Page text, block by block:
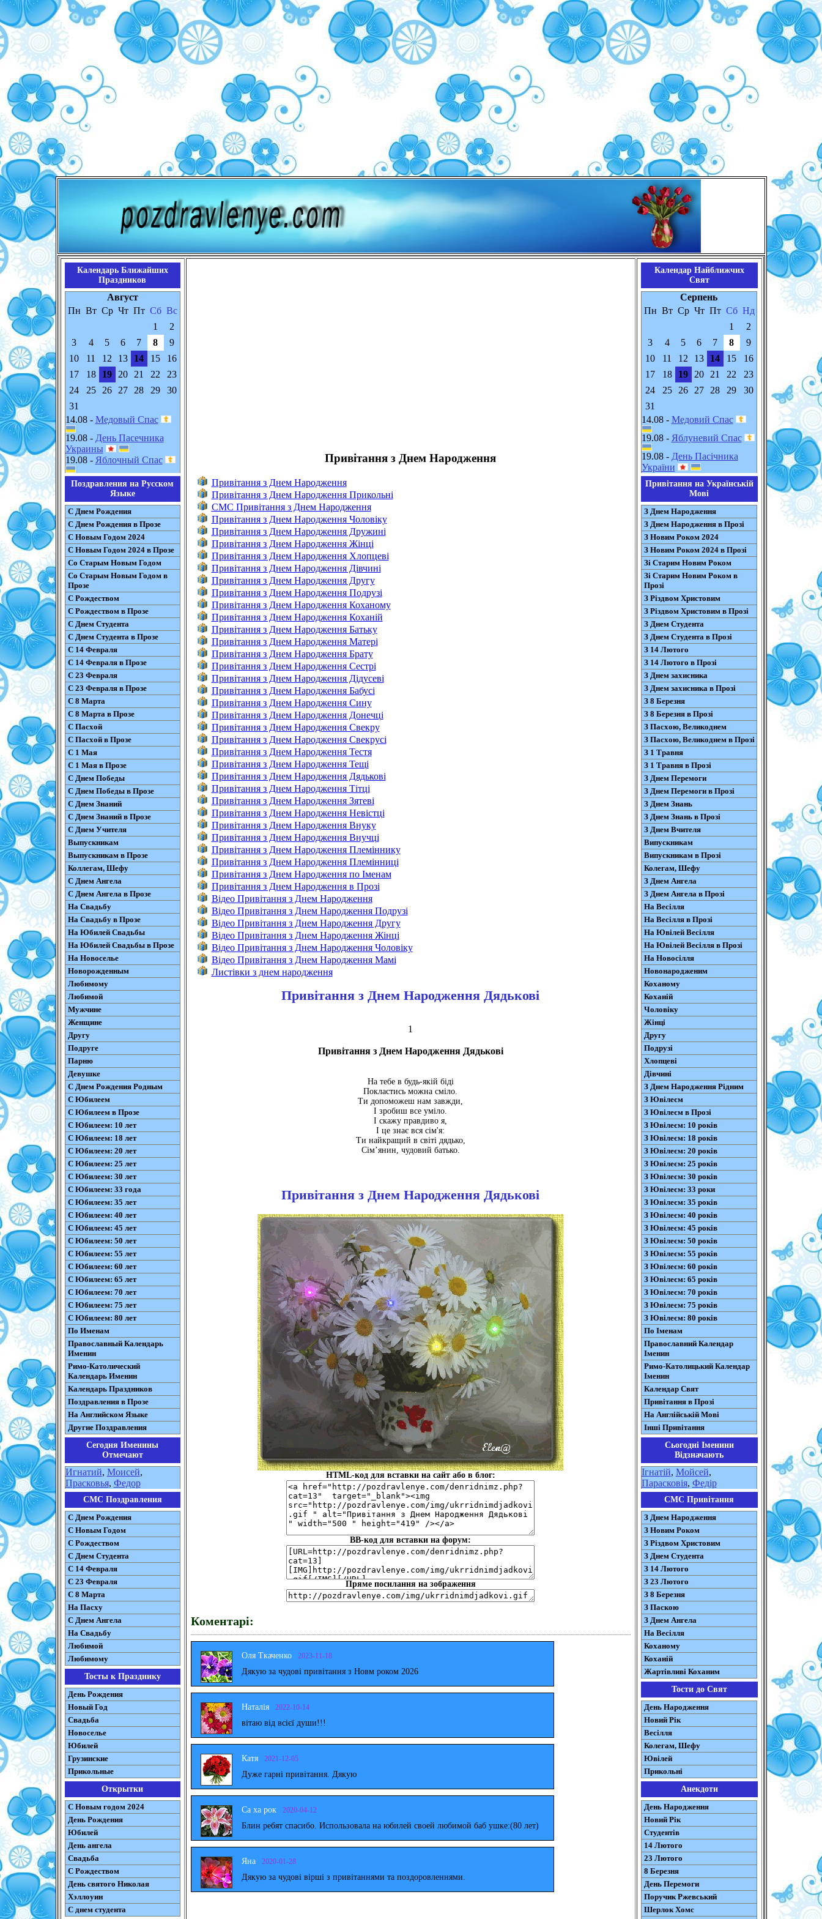
Календарь Ближайших
Праздников
Август
Пн Вт Ср Чт Пт Сб Вс
1
2
3
4 5 6 7 8
9
10
11 12 13 14 15
16
17
18 19 20 21 22
23
24
25 26 27 28 29
30
31
14.08 - Медовый Спас
19.08 - День Пасечника
Украины
19.08 - Яблочный Спас
Поздравления на Русском
Языке
С Днем Рождения
С Днем Рождения в Прозе
С Новым Годом 2024
С Новым Годом 2024 в Прозе
Со Старым Новым Годом
Со Старым Новым Годом в
Прозе
С Рождеством
С Рождеством в Прозе
С Днем Студента
С Днем Студента в Прозе
С 14 Февраля
С 14 Февраля в Прозе
С 23 Февраля
С 23 Февраля в Прозе
С 8 Марта
С 8 Марта в Прозе
С Пасхой
С Пасхой в Прозе
С 1 Мая
С 1 Мая в Прозе
С Днем Победы
С Днем Победы в Прозе
С Днем Знаний
С Днем Знаний в Прозе
С Днем Учителя
Выпускникам
Выпускникам в Прозе
Коллегам, Шефу
С Днем Ангела
С Днем Ангела в Прозе
На Свадьбу
На Свадьбу в Прозе
На Юбилей Свадьбы
На Юбилей Свадьбы в Прозе
На Новоселье
Новорожденным
Любимому
Любимой
Мужчине
Женщине
Другу
Подруге
Парню
Девушке
С Днем Рождения Родным
С Юбилеем
С Юбилеем в Прозе
С Юбилеем: 10 лет
С Юбилеем: 18 лет
С Юбилеем: 20 лет
С Юбилеем: 25 лет
С Юбилеем: 30 лет
С Юбилеем: 33 года
С Юбилеем: 35 лет
С Юбилеем: 40 лет
С Юбилеем: 45 лет
С Юбилеем: 50 лет
С Юбилеем: 55 лет
С Юбилеем: 60 лет
С Юбилеем: 65 лет
С Юбилеем: 70 лет
С Юбилеем: 75 лет
С Юбилеем: 80 лет
По Именам
Православный Календарь
Именин
Римо-Католический
Календарь Именин
Календарь Праздников
Поздравления в Прозе
На Английском Языке
Другие Поздравления
Сегодня Именины
Отмечают
Игнатий, Моисей,
Прасковья, Федор
СМС Поздравления
С Днем Рождения
С Новым Годом
С Рождеством
C Днем Студента
С 14 Февраля
С 23 Февраля
С 8 Марта
На Пасху
C Днем Ангела
На Свадьбу
Любимой
Любимому
Тосты к Празднику
День Рождения
Новый Год
Свадьба
Новоселье
Юбилей
Грузинские
Прикольные
Открытки
С Новым годом 2024
День Рождения
Юбилей
День ангела
Свадьба
С Рождеством
День святого Николая
Хэллоуин
С днем студента
Привітання з Днем Народження
Привітання з Днем Народження
Привітання з Днем Народження Прикольні
CMC Привітання з Днем Народження
Привітання з Днем Народження Чоловіку
Привітання з Днем Народження Дружині
Привітання з Днем Народження Жінці
Привітання з Днем Народження Хлопцеві
Привітання з Днем Народження Дівчині
Привітання з Днем Народження Другу
Привітання з Днем Народження Подрузі
Привітання з Днем Народження Коханому
Привітання з Днем Народження Коханій
Привітання з Днем Народження Батьку
Привітання з Днем Народження Матері
Привітання з Днем Народження Брату
Привітання з Днем Народження Сестрі
Привітання з Днем Народження Дідусеві
Привітання з Днем Народження Бабусі
Привітання з Днем Народження Сину
Привітання з Днем Народження Донечці
Привітання з Днем Народження Свекру
Привітання з Днем Народження Свекрусі
Привітання з Днем Народження Тестя
Привітання з Днем Народження Тещі
Привітання з Днем Народження Дядькові
Привітання з Днем Народження Тітці
Привітання з Днем Народження Зятеві
Привітання з Днем Народження Невістці
Привітання з Днем Народження Внуку
Привітання з Днем Народження Внучці
Привітання з Днем Народження Племіннику
Привітання з Днем Народження Племінниці
Привітання з Днем Народження по Іменам
Привітання з Днем Народження в Прозі
Відео Привітання з Днем Народження
Відео Привітання з Днем Народження Подрузі
Відео Привітання з Днем Народження Другу
Відео Привітання з Днем Народження Жінці
Відео Привітання з Днем Народження Чоловіку
Відео Привітання з Днем Народження Мамі
Листівки з днем народження
Привітання з Днем Народження Дядькові
1
Привітання з Днем Народження Дядькові
На тебе в будь-якій біді
Покластись можна сміло.
Ти допоможеш нам завжди,
І зробиш все уміло.
І скажу правдиво я,
І це знає вся сім'я:
Ти найкращий в світі дядько,
Сім’янин, чудовий батько.
Привітання з Днем Народження Дядькові
HTML-код для вставки на сайт або в блог:
BB-код для вставки на форум:
Пряме посилання на зображення
Коментарі:
Оля Ткаченко 2023-11-18
Дякую за чудові привітання з Новм роком 2026
Наталія 2022-10-14
вітаю від всієї души!!!
Катя 2021-12-05
Дуже гарні привітання. Дякую
Са ха рок 2020-04-12
Блин ребят спасибо. Использовала на юбилей своей любимой баб ушке:(80 лет)
Яна 2020-01-28
Дякую за чудові вірші з привітаннями та поздоровленнями.
Календар Найближчих
Свят
Серпень
Пн Вт Ср Чт Пт Сб Нд
1
2
3
4 5 6 7 8
9
10
11 12 13 14 15
16
17
18 19 20 21 22
23
24
25 26 27 28 29
30
31
14.08 - Медовий Спас
19.08 - Яблуневий Спас
19.08 - День Пасічника
України
Привітання на Українській
Мові
З Днем Народження
З Днем Народження в Прозі
З Новим Роком 2024
З Новим Роком 2024 в Прозі
Зі Старим Новим Роком
Зі Старим Новим Роком в
Прозі
З Різдвом Христовим
З Різдвом Христовим в Прозі
З Днем Студента
З Днем Студента в Прозі
З 14 Лютого
З 14 Лютого в Прозі
З Днем захисника
З Днем захисника в Прозі
З 8 Березня
З 8 Березня в Прозі
З Пасхою, Великоднем
З Пасхою, Великоднем в Прозі
З 1 Травня
З 1 Травня в Прозі
З Днем Перемоги
З Днем Перемоги в Прозі
З Днем Знань
З Днем Знань в Прозі
З Днем Вчителя
Випускникам
Випускникам в Прозі
Колегам, Шефу
З Днем Ангела
З Днем Ангела в Прозі
На Весілля
На Весілля в Прозі
На Ювілей Весілля
На Ювілей Весілля в Прозі
На Новосілля
Новонародженим
Коханому
Коханій
Чоловіку
Жінці
Другу
Подрузі
Хлопцеві
Дівчині
З Днем Народження Рідним
З Ювілеєм
З Ювілеєм в Прозі
З Ювілеєм: 10 років
З Ювілеєм: 18 років
З Ювілеєм: 20 років
З Ювілеєм: 25 років
З Ювілеєм: 30 років
З Ювілеєм: 33 роки
З Ювілеєм: 35 років
З Ювілеєм: 40 років
З Ювілеєм: 45 років
З Ювілеєм: 50 років
З Ювілеєм: 55 років
З Ювілеєм: 60 років
З Ювілеєм: 65 років
З Ювілеєм: 70 років
З Ювілеєм: 75 років
З Ювілеєм: 80 років
По Іменам
Православний Календар
Іменин
Римо-Католицький Календар
Іменин
Календар Свят
Привітання в Прозі
На Англійській Мові
Інші Привітання
Сьогодні Іменини
Відзначають
Ігнатій, Мойсей,
Парасковія, Федір
СМС Привітання
З Днем Народження
З Новим Роком
З Різдвом Христовим
З Днем Студента
З 14 Лютого
З 23 Лютого
З 8 Березня
З Паскою
З Днем Ангела
На Весілля
Коханому
Коханій
Жартівливі Коханим
Тости до Свят
День Народження
Новий Рік
Весілля
Колегам, Шефу
Ювілей
Прикольні
Анекдоти
День Народження
Новий Рік
Студентів
14 Лютого
23 Лютого
8 Березня
День Перемоги
Поручик Ржевський
Шерлок Хомс